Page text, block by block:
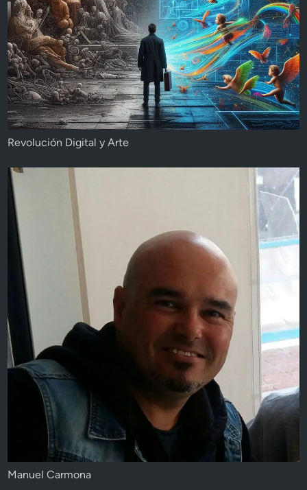
Revolución Digital y Arte
Manuel Carmona